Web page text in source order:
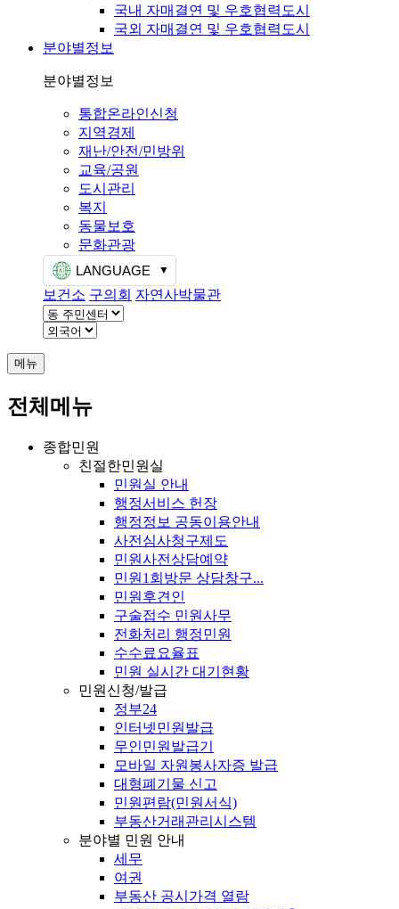
국내 자매결연 및 우호협력도시
국외 자매결연 및 우호협력도시
분야별정보
분야별정보
통합온라인신청
지역경제
재난/안전/민방위
교육/공원
도시관리
복지
동물보호
문화관광
LANGUAGE
보건소 구의회 자연사박물관
메뉴
전체메뉴
종합민원
친절한민원실
민원실 안내
행정서비스 헌장
행정정보 공동이용안내
사전심사청구제도
민원사전상담예약
민원1회방문 상담창구...
민원후견인
구술접수 민원사무
전화처리 행정민원
수수료요율표
민원 실시간 대기현황
민원신청/발급
정부24
인터넷민원발급
무인민원발급기
모바일 자원봉사자증 발급
대형폐기물 신고
민원편람(민원서식)
부동산거래관리시스템
분야별 민원 안내
세무
여권
부동산 공시가격 열람